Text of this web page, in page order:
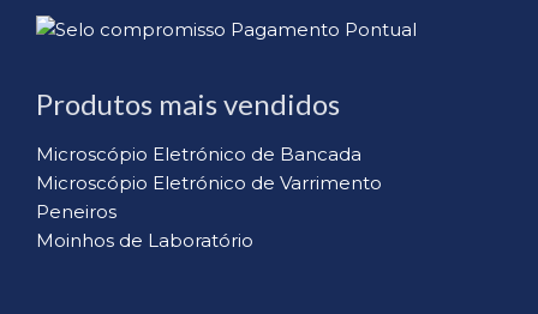
Produtos mais vendidos
Microscópio Eletrónico de Bancada
Microscópio Eletrónico de Varrimento
Peneiros
Moinhos de Laboratório